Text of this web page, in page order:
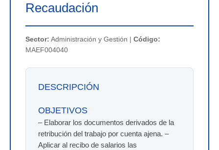
Recaudación
Sector: Administración y Gestión | Código:
MAEF004040
DESCRIPCIÓN
OBJETIVOS
– Elaborar los documentos derivados de la
retribución del trabajo por cuenta ajena. –
Aplicar al recibo de salarios las